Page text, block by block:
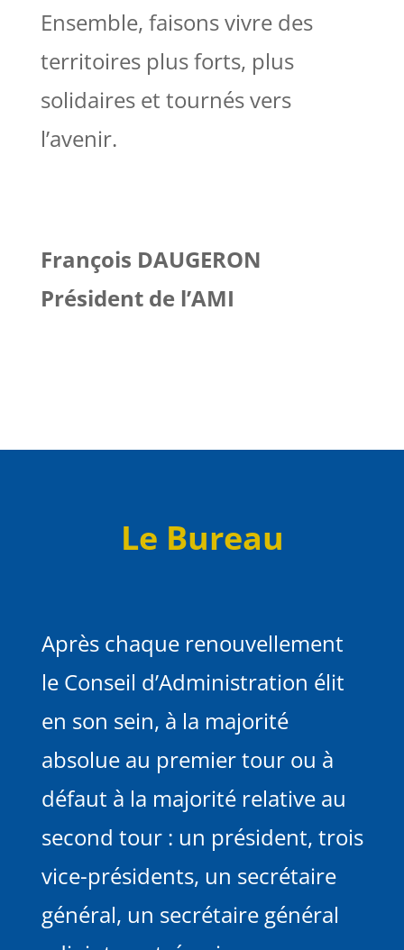
Ensemble, faisons vivre des
territoires plus forts, plus
solidaires et tournés vers
l’avenir.
François DAUGERON
Président de l’AMI
Le Bureau
Après chaque renouvellement
le Conseil d’Administration élit
en son sein, à la majorité
absolue au premier tour ou à
défaut à la majorité relative au
second tour : un président, trois
vice-présidents, un secrétaire
général, un secrétaire général